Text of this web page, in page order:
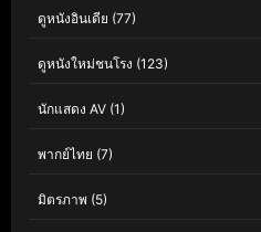
ดูหนังอินเดีย (77)
ดูหนังใหม่ชนโรง (123)
นักแสดง AV (1)
พากย์ไทย (7)
มิตรภาพ (5)